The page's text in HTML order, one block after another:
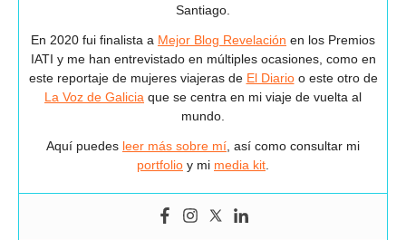
Santiago.
En 2020 fui finalista a Mejor Blog Revelación en los Premios
IATI y me han entrevistado en múltiples ocasiones, como en
este reportaje de mujeres viajeras de El Diarioo este otro de
La Voz de Galicia que se centra en mi viaje de vuelta al
mundo.
Aquí puedes leer más sobre mí, así como consultar mi
portfolio y mi media kit.